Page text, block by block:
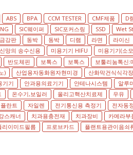
ABS BPA CCM TESTER CMF제품 D
SIC웨이퍼 SIC포커스링 SSD Wet
강판 동박 동박 디램 라면 라이신
망의 송수신용 미용기기 HIFU 미용기기(소
반도체핀 보톡스 보톡스 보툴리눔톡신:
) 산업용자동화원자현미경 산화막건식식각
기기 안과용의료기기 안테나시스템 알루
온수기,보일러 올리고핵산치료제 우유
란트 자일렌 전기통신용 측정기 전자동
스캐너 치과용충전재 치과장비 카메라부
리이미드필름 프로브카드 플랜트용관이음쇠